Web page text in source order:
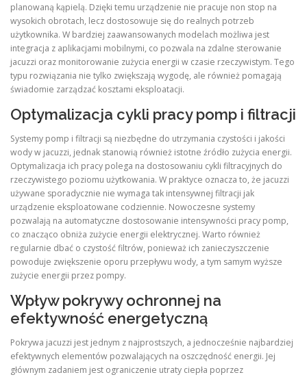
planowaną kąpielą. Dzięki temu urządzenie nie pracuje non stop na
wysokich obrotach, lecz dostosowuje się do realnych potrzeb
użytkownika. W bardziej zaawansowanych modelach możliwa jest
integracja z aplikacjami mobilnymi, co pozwala na zdalne sterowanie
jacuzzi oraz monitorowanie zużycia energii w czasie rzeczywistym. Tego
typu rozwiązania nie tylko zwiększają wygodę, ale również pomagają
świadomie zarządzać kosztami eksploatacji.
Optymalizacja cykli pracy pomp i filtracji
Systemy pomp i filtracji są niezbędne do utrzymania czystości i jakości
wody w jacuzzi, jednak stanowią również istotne źródło zużycia energii.
Optymalizacja ich pracy polega na dostosowaniu cykli filtracyjnych do
rzeczywistego poziomu użytkowania. W praktyce oznacza to, że jacuzzi
używane sporadycznie nie wymaga tak intensywnej filtracji jak
urządzenie eksploatowane codziennie. Nowoczesne systemy
pozwalają na automatyczne dostosowanie intensywności pracy pomp,
co znacząco obniża zużycie energii elektrycznej. Warto również
regularnie dbać o czystość filtrów, ponieważ ich zanieczyszczenie
powoduje zwiększenie oporu przepływu wody, a tym samym wyższe
zużycie energii przez pompy.
Wpływ pokrywy ochronnej na
efektywność energetyczną
Pokrywa jacuzzi jest jednym z najprostszych, a jednocześnie najbardziej
efektywnych elementów pozwalających na oszczędność energii. Jej
głównym zadaniem jest ograniczenie utraty ciepła poprzez